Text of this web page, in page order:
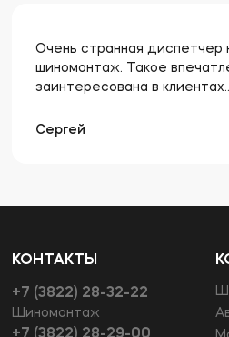
Очень странная диспетчер
шиномонтаж. Такое
заинтересована в
Сергей
КОНТАКТЫ
+7 (3822) 28-32-22
Шиномонтаж